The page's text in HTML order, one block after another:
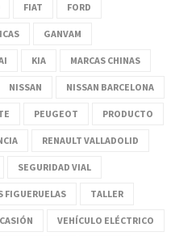
FIAT FORD
GANVAM
KIA MARCAS CHINAS
NISSAN NISSAN BARCELONA
PEUGEOT PRODUCTO
RENAULT VALLADOLID
SEGURIDAD VIAL
FIGUERUELAS TALLER
VEHÍCULO ELÉCTRICO